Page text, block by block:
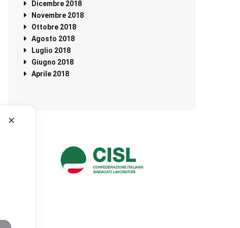
Dicembre 2018
Novembre 2018
Ottobre 2018
Agosto 2018
Luglio 2018
Giugno 2018
Aprile 2018
✕